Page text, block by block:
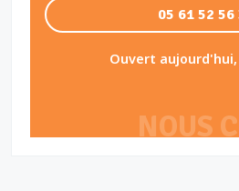
NOUS
05 61 52 56
Ouvert aujourd'hui,